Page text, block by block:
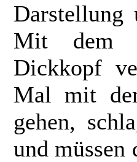
Darstellung
Mit dem
Dickkopf
Mal mit
gehen,
und müssen